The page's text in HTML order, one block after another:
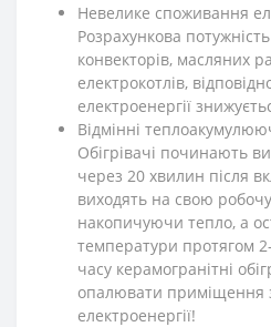
Невелике споживання
Розрахункова
конвекторів, масляних
електрокотлів,
електроенергії
Відмінні
Обігрівачі починають
через 20 хвилин після
виходять на свою
накопичуючи тепло, а
температури протягом
часу керамогранітні
опалювати приміщення
електроенергії!